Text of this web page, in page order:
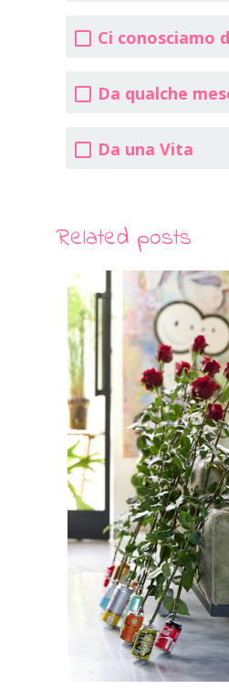
Ci conosciamo
Da qualche
Da una Vita
Related posts